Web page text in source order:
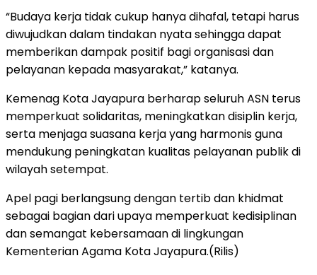
“Budaya kerja tidak cukup hanya dihafal, tetapi harus
diwujudkan dalam tindakan nyata sehingga dapat
memberikan dampak positif bagi organisasi dan
pelayanan kepada masyarakat,” katanya.
Kemenag Kota Jayapura berharap seluruh ASN terus
memperkuat solidaritas, meningkatkan disiplin kerja,
serta menjaga suasana kerja yang harmonis guna
mendukung peningkatan kualitas pelayanan publik di
wilayah setempat.
Apel pagi berlangsung dengan tertib dan khidmat
sebagai bagian dari upaya memperkuat kedisiplinan
dan semangat kebersamaan di lingkungan
Kementerian Agama Kota Jayapura.(Rilis)